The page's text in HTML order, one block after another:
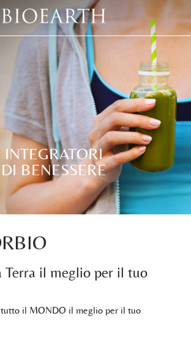
INTEGRATORI
DI BENESSERE
Terra il meglio per il tuo
tutto il MONDO il meglio per il tuo